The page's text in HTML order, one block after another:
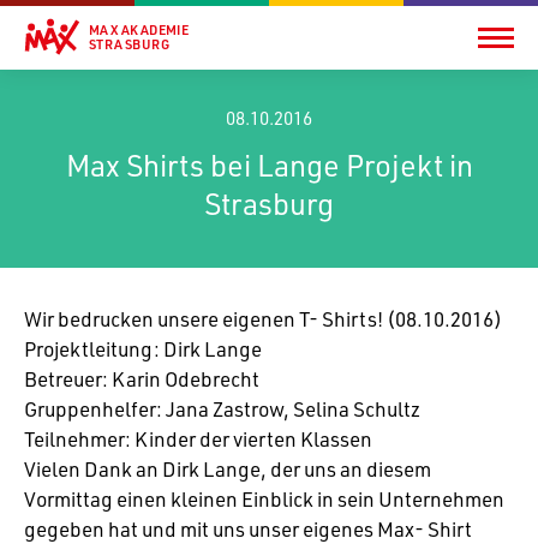
MAX AKADEMIE
STRASBURG
08.10.2016
Max Shirts bei Lange Projekt in
Strasburg
Wir bedru­cken unsere eigenen T- Shirts! (08.10.2016)
Projekt­lei­tung: Dirk Lange
Betreuer: Karin Odebrecht
Grup­pen­helfer: Jana Zastrow, Selina Schultz
Teil­nehmer: Kinder der vierten Klassen
Vielen Dank an Dirk Lange, der uns an diesem
Vormittag einen kleinen Einblick in sein Unter­nehmen
gegeben hat und mit uns unser eigenes Max- Shirt